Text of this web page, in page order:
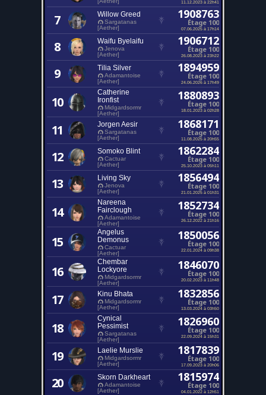
11.12.2023 à 22h41
7 Willow Greed
Sargatanas
[Aether]
1908763
Étage 100
07.06.2025 à 17h14
8 Waifu Byelaifu
Jenova
[Aether]
1906712
Étage 100
26.08.2023 à 23h22
9 Tilia Silver
Adamantoise
[Aether]
1894959
Étage 100
24.06.2026 à 17h49
10
Catherine
Ironfist
Midgardsormr
[Aether]
1880893
Étage 100
18.01.2023 à 02h28
11 Jorgen Aesir
Sargatanas
[Aether]
1868171
Étage 100
11.08.2025 à 20h55
12 Somoko Blint
Cactuar
[Aether]
1862284
Étage 100
25.10.2023 à 05h11
13 Living Sky
Jenova
[Aether]
1856494
Étage 100
21.01.2025 à 01h31
14
Nareena
Fairclough
Adamantoise
[Aether]
1852734
Étage 100
26.12.2022 à 21h16
15
Angelus
Demonus
Cactuar
[Aether]
1850056
Étage 100
22.01.2024 à 09h38
16
Chembar
Lockyore
Midgardsormr
[Aether]
1846070
Étage 100
20.02.2023 à 11h48
17 Kinu Bhata
Midgardsormr
[Aether]
1832856
Étage 100
13.03.2024 à 03h50
18
Cynical
Pessimist
Sargatanas
[Aether]
1826960
Étage 100
22.09.2024 à 15h31
19 Laelie Murslie
Midgardsormr
[Aether]
1817839
Étage 100
17.09.2023 à 20h06
20 Skorn Darkheart
Adamantoise
[Aether]
1815974
Étage 100
04.01.2022 à 12h51